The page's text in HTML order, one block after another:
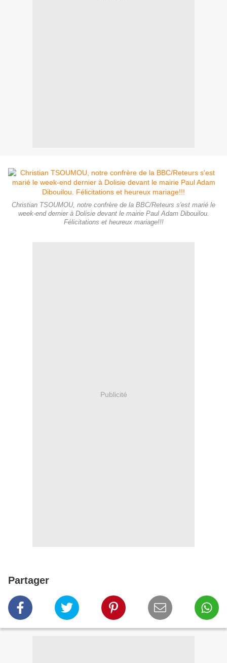
Christian TSOUMOU, notre confrère de la BBC/Reteurs s'est marié le
week-end dernier à Dolisie devant le mairie Paul Adam Dibouilou.
Félicitations et heureux mariage!!!
Publicité
Partager